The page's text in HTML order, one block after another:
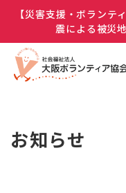
【災害支援・ボランテ
震による被災
お知らせ